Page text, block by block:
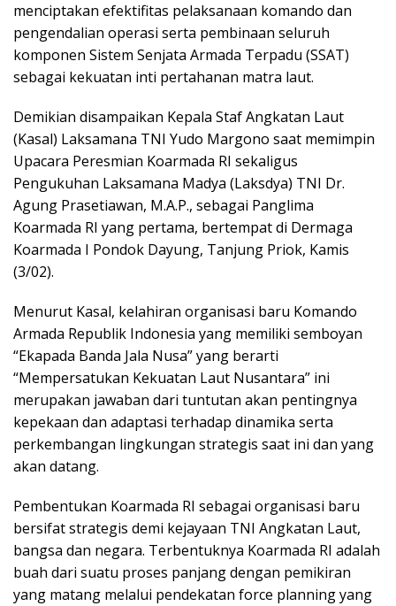
menciptakan efektifitas pelaksanaan komando dan
pengendalian operasi serta pembinaan seluruh
komponen Sistem Senjata Armada Terpadu (SSAT)
sebagai kekuatan inti pertahanan matra laut.
Demikian disampaikan Kepala Staf Angkatan Laut
(Kasal) Laksamana TNI Yudo Margono saat memimpin
Upacara Peresmian Koarmada RI sekaligus
Pengukuhan Laksamana Madya (Laksdya) TNI Dr.
Agung Prasetiawan, M.A.P., sebagai Panglima
Koarmada RI yang pertama, bertempat di Dermaga
Koarmada I Pondok Dayung, Tanjung Priok, Kamis
(3/02).
Menurut Kasal, kelahiran organisasi baru Komando
Armada Republik Indonesia yang memiliki semboyan
“Ekapada Banda Jala Nusa” yang berarti
“Mempersatukan Kekuatan Laut Nusantara” ini
merupakan jawaban dari tuntutan akan pentingnya
kepekaan dan adaptasi terhadap dinamika serta
perkembangan lingkungan strategis saat ini dan yang
akan datang.
Pembentukan Koarmada RI sebagai organisasi baru
bersifat strategis demi kejayaan TNI Angkatan Laut,
bangsa dan negara. Terbentuknya Koarmada RI adalah
buah dari suatu proses panjang dengan pemikiran
yang matang melalui pendekatan force planning yang